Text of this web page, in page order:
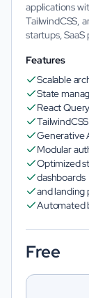
applications
TailwindCSS,
startups,
Features
Scalable
State
React
Generative
Modular
Optimized
dashboards
and landing
Automated
Free